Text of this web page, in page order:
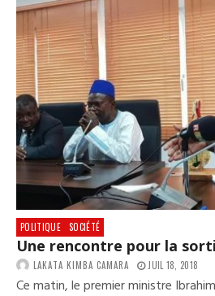
POLITIQUE SOCIÉTÉ
Une rencontre pour la
LAKATA KIMBA CAMARA JUIL 18, 2018
Ce matin, le premier ministre